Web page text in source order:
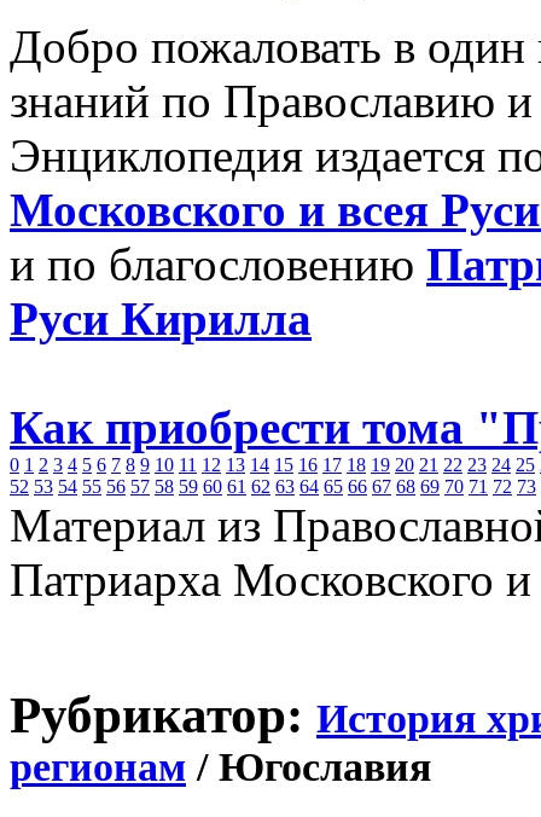
Добро пожаловать в
знаний по Православию
Энциклопедия издается
Московского и всея
и по благословению
Руси Кирилла
Как приобрести тома
0 1 2 3 4 5 6 7 8 9 10 11 12 13 14 15 16 17 18 19 20 21 22 23 24 25
52 53 54 55 56 57 58 59 60 61 62 63 64 65 66 67 68 69 70 71 72 73
Материал из
Патриарха Московского
Рубрикатор: История
регионам / Югославия